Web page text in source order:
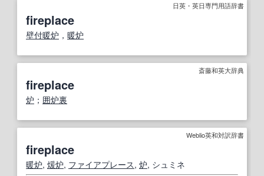
日英・英日専門用語辞書
fireplace
壁付暖炉 ， 暖炉
斎藤和英大辞典
fireplace
炉 ； 囲炉裏
Weblio英和対訳辞書
fireplace
暖炉, 煖炉, ファイアプレース, 炉, シュミネ